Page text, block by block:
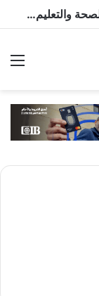
مصر وتشاد تعززان التعاون في النقل والصحة والتعليم والاستثمار خلال الدورة الرابعة للجنة المشتركة